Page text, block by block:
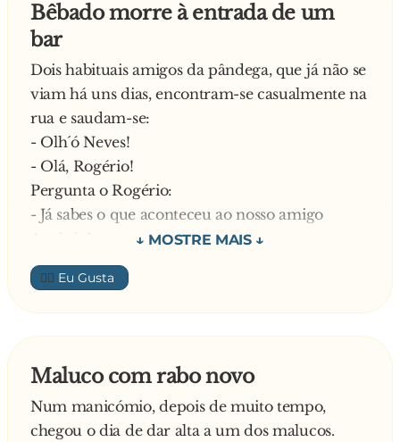
E reposnde o alentejano:
- Tenho que vir cá encher a poça de água…
Bêbado morre à entrada de um
bar
Dois habituais amigos da pândega, que já não se
viam há uns dias, encontram-se casualmente na
rua e saudam-se:
- Olh´ó Neves!
- Olá, Rogério!
Pergunta o Rogério:
- Já sabes o que aconteceu ao nosso amigo
O Neves, curioso:
- Não, pá! O que foi?!
Explica o Rogério:
- A noite passada, mesmo à porta do bar, teve
Pergunta o Neves:
- Ele ia a entrar ou a sair?
Responde o amigo:
👍🏼
Maluco com rabo novo
Num manicómio, depois de muito tempo,
chegou o dia de dar alta a um dos malucos.